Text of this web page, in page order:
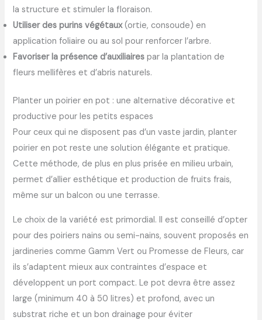
la structure et stimuler la floraison.
Utiliser des purins végétaux(ortie, consoude) en
application foliaire ou au sol pour renforcer l’arbre.
Favoriser la présence d’auxiliaires par la plantation de
fleurs mellifères et d’abris naturels.
Planter un poirier en pot : une alternative décorative et
productive pour les petits espaces
Pour ceux qui ne disposent pas d’un vaste jardin, planter
poirier en pot reste une solution élégante et pratique.
Cette méthode, de plus en plus prisée en milieu urbain,
permet d’allier esthétique et production de fruits frais,
même sur un balcon ou une terrasse.
Le choix de la variété est primordial. Il est conseillé d’opter
pour des poiriers nains ou semi-nains, souvent proposés en
jardineries comme Gamm Vert ou Promesse de Fleurs, car
ils s’adaptent mieux aux contraintes d’espace et
développent un port compact. Le pot devra être assez
large (minimum 40 à 50 litres) et profond, avec un
substrat riche et un bon drainage pour éviter